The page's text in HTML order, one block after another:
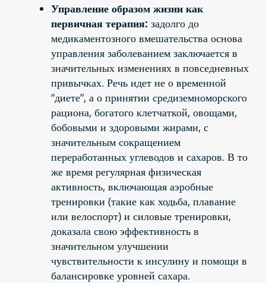
Управление образом жизни как
первичная терапия: задолго до
медикаментозного вмешательства основа
управления заболеванием заключается в
значительных изменениях в повседневных
привычках. Речь идет не о временной
“диете”, а о принятии средиземноморского
рациона, богатого клетчаткой, овощами,
бобовыми и здоровыми жирами, с
значительным сокращением
переработанных углеводов и сахаров. В то
же время регулярная физическая
активность, включающая аэробные
тренировки (такие как ходьба, плавание
или велоспорт) и силовые тренировки,
доказала свою эффективность в
значительном улучшении
чувствительности к инсулину и помощи в
балансировке уровней сахара.